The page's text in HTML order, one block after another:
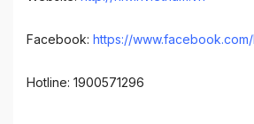
Facebook: https://
Hotline: 1900571296